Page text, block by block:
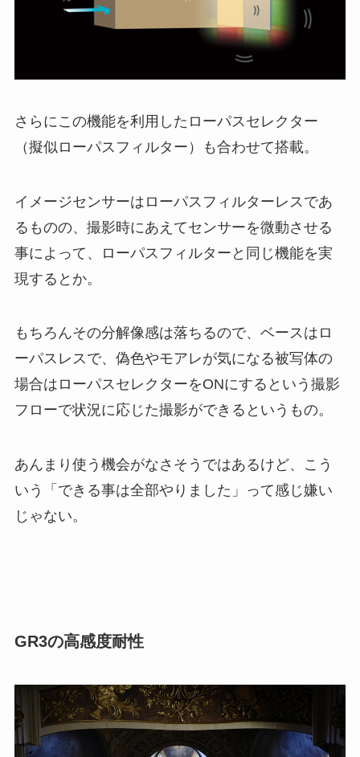
さらにこの機能を利用したローパスセレクター
（擬似ローパスフィルター）も合わせて搭載。
イメージセンサーはローパスフィルターレスであ
るものの、撮影時にあえてセンサーを微動させる
事によって、ローパスフィルターと同じ機能を実
現するとか。
もちろんその分解像感は落ちるので、ベースはロ
ーパスレスで、偽色やモアレが気になる被写体の
場合はローパスセレクターをONにするという撮影
フローで状況に応じた撮影ができるというもの。
あんまり使う機会がなさそうではあるけど、こう
いう「できる事は全部やりました」って感じ嫌い
じゃない。
GR3の高感度耐性